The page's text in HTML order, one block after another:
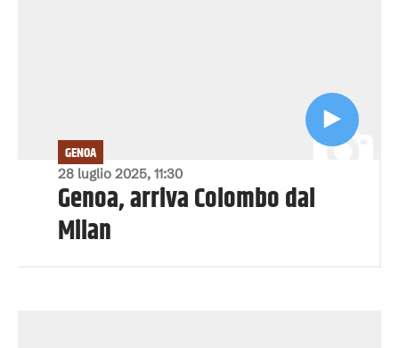
28 luglio 2025, 11:30
GENOA
Genoa, arriva Colombo dal
Milan